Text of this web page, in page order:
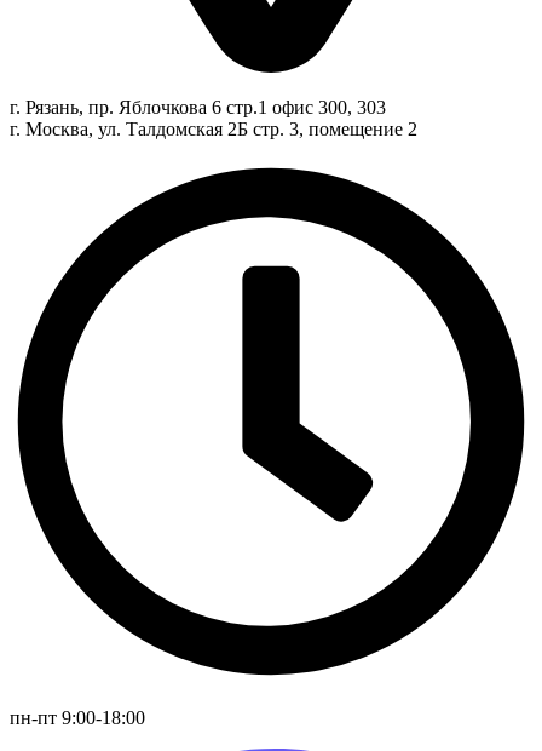
г. Рязань, пр. Яблочкова 6 стр.1 офис 300, 303
г. Москва, ул. Талдомская 2Б стр. 3, помещение 2
пн-пт 9:00-18:00